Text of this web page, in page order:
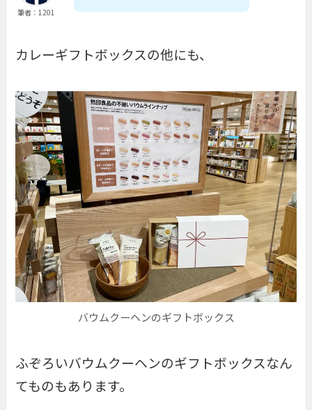
筆者：1201
カレーギフトボックスの他にも、
バウムクーヘンのギフトボックス
ふぞろいバウムクーヘンのギフトボックスなん
てものもあります。